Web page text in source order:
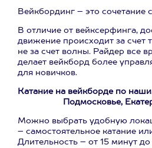
Вейкбординг – это сочетание
В отличие от вейксерфинга,
движение происходит за счет
не за счет волны. Райдер все
делает вейкборд более
для новичков.
Катание на вейкборде по
Подмосковье,
Можно выбрать удобную
– самостоятельное катание
Длительность – от 15 минут